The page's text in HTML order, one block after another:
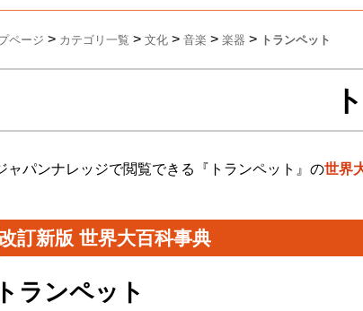
ページ > カテゴリ一覧 > 文化 > 音楽 > 楽器 > トランペット
ャパンナレッジで閲覧できる『トランペット』の世界
改訂新版 世界大百科事典
トランペット